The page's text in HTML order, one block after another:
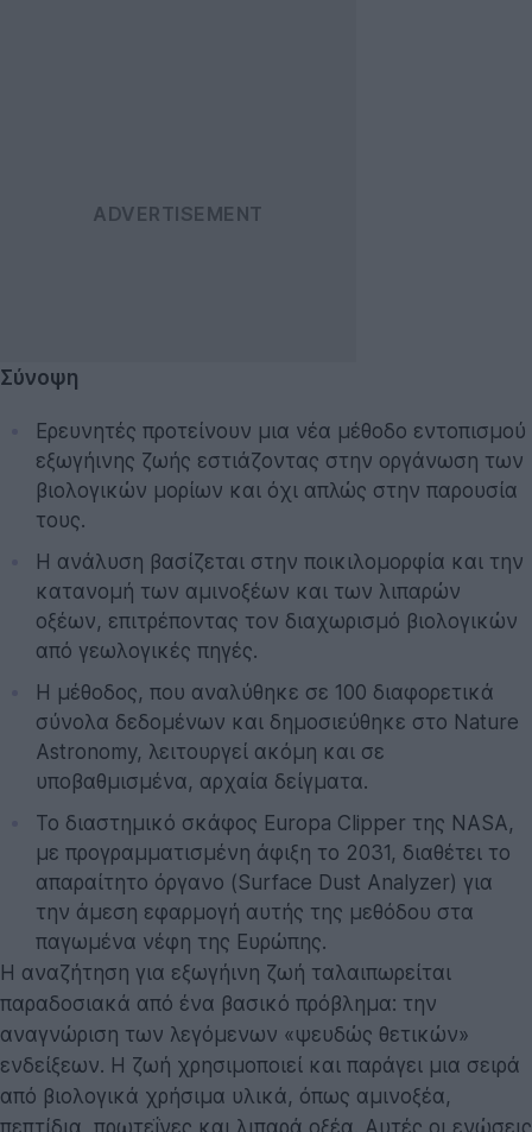
Σύνοψη
Ερευνητές προτείνουν μια νέα μέθοδο εντοπισμού
εξωγήινης ζωής εστιάζοντας στην οργάνωση των
βιολογικών μορίων και όχι απλώς στην παρουσία
τους.
Η ανάλυση βασίζεται στην ποικιλομορφία και την
κατανομή των αμινοξέων και των λιπαρών
οξέων, επιτρέποντας τον διαχωρισμό βιολογικών
από γεωλογικές πηγές.
Η μέθοδος, που αναλύθηκε σε 100 διαφορετικά
σύνολα δεδομένων και δημοσιεύθηκε στο Nature
Astronomy, λειτουργεί ακόμη και σε
υποβαθμισμένα, αρχαία δείγματα.
Το διαστημικό σκάφος Europa Clipper της NASA,
με προγραμματισμένη άφιξη το 2031, διαθέτει το
απαραίτητο όργανο (Surface Dust Analyzer) για
την άμεση εφαρμογή αυτής της μεθόδου στα
παγωμένα νέφη της Ευρώπης.
Η αναζήτηση για εξωγήινη ζωή ταλαιπωρείται
παραδοσιακά από ένα βασικό πρόβλημα: την
αναγνώριση των λεγόμενων «ψευδώς θετικών»
ενδείξεων. Η ζωή χρησιμοποιεί και παράγει μια σειρά
από βιολογικά χρήσιμα υλικά, όπως αμινοξέα,
πεπτίδια, πρωτεΐνες και λιπαρά οξέα. Αυτές οι ενώσεις